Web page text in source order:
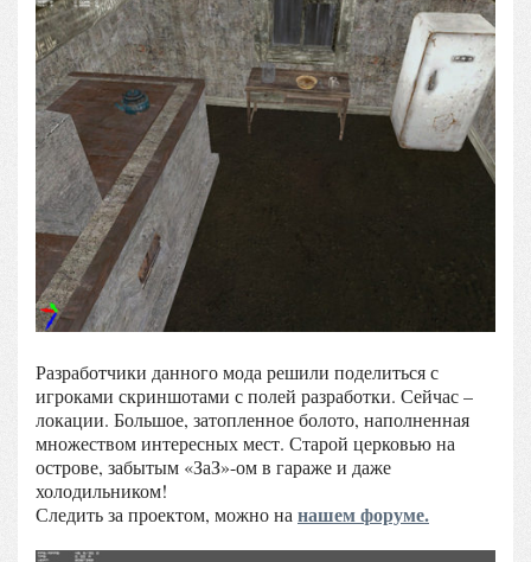
Разработчики данного мода решили поделиться с
игроками скриншотами с полей разработки. Сейчас –
локации. Большое, затопленное болото, наполненная
множеством интересных мест. Старой церковью на
острове, забытым «ЗаЗ»-ом в гараже и даже
холодильником!
Следить за проектом, можно на нашем форуме.